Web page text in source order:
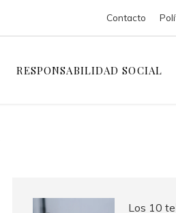
Contacto
RESPONSABILIDAD SOCIAL
Los 10